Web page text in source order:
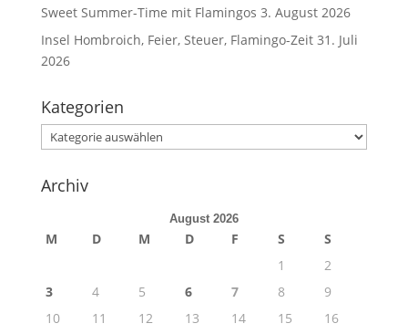
Sweet Summer-Time mit Flamingos 3. August 2026
Insel Hombroich, Feier, Steuer, Flamingo-Zeit 31. Juli
2026
Kategorien
Kategorien
Archiv
August 2026
M D M D F S
S
1
2
3
4 5 6 7 8
9
10
11 12 13 14 15
16